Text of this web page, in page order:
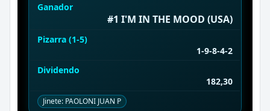
Ganador
#1 I'M IN THE MOOD (USA)
Pizarra (1-5)
1-9-8-4-2
Dividendo
182,30
Jinete: PAOLONI JUAN P